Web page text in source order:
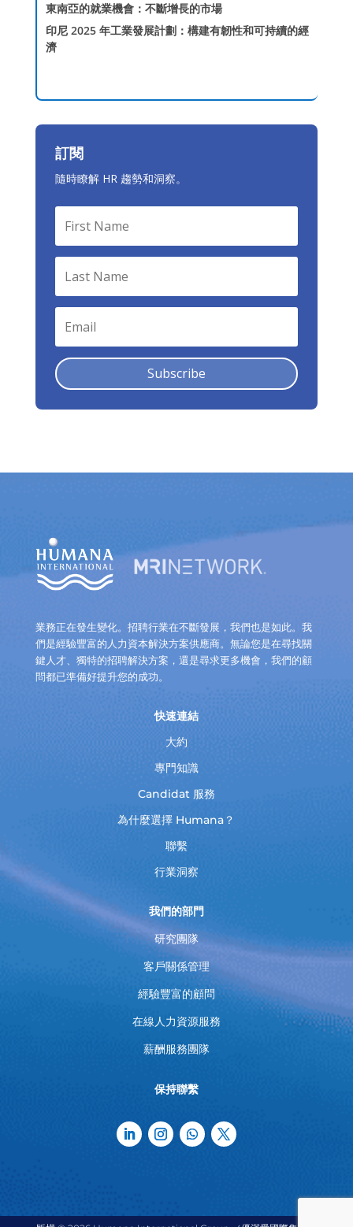
東南亞的就業機會：不斷增長的市場
印尼 2025 年工業發展計劃：構建有韌性和可持續的經
濟
訂閱
隨時瞭解 HR 趨勢和洞察。
Subscribe
業務正在發生變化。招聘行業在不斷發展，我們也是如此。我
們是經驗豐富的人力資本解決方案供應商。無論您是在尋找關
鍵人才、獨特的招聘解決方案，還是尋求更多機會，我們的顧
問都已準備好提升您的成功。
快速連結
大約
專門知識
Candidat 服務
為什麼選擇 Humana？
聯繫
行業洞察
我們的部門
研究團隊
客戶關係管理
經驗豐富的顧問
在線人力資源服務
薪酬服務團隊
保持聯繫